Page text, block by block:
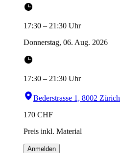
17:30 – 21:30 Uhr
Donnerstag, 06. Aug. 2026
17:30 – 21:30 Uhr
Bederstrasse 1, 8002 Zürich
170 CHF
Preis inkl. Material
Anmelden